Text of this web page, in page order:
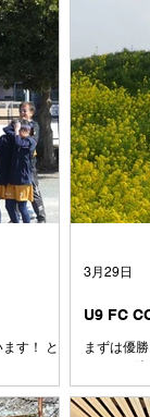
す！ とう
たボール
さい時か
U9 FC
まずは優
とつもな
ールを決
3月29日